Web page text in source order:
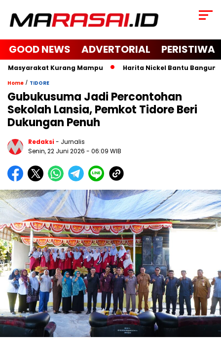
GOOD NEWS ADVERTORIAL PERISTIWA
Kurang Mampu Harita Nickel Bantu Bangun
Home / TIDORE
Gubukusuma Jadi Percontohan
Sekolah Lansia, Pemkot Tidore Beri
Dukungan Penuh
Redaksi- Jurnalis
Senin, 22 Juni 2026 - 06:09 WIB